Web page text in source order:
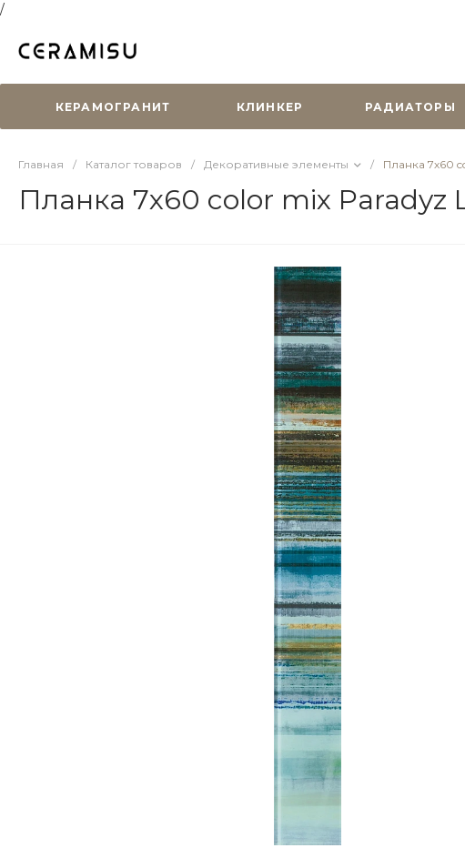
/
КЕРАМОГРАНИТ КЛИНКЕР РАДИАТОРЫ
Главная / Каталог товаров / Декоративные элементы / Планка 7х60
Планка 7х60 color mix Paradyz